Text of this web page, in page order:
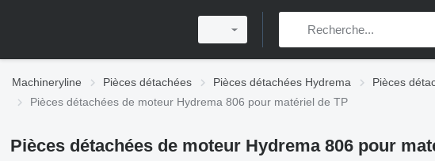
Machineryline Pièces détachées Pièces détachées Hydrema Pièces
Pièces détachées de moteur Hydrema 806 pour matériel de TP
Pièces détachées de moteur Hydrema 806 pour